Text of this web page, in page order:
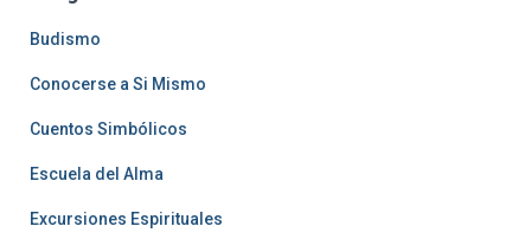
Budismo
Conocerse a Si Mismo
Cuentos Simbólicos
Escuela del Alma
Excursiones Espirituales